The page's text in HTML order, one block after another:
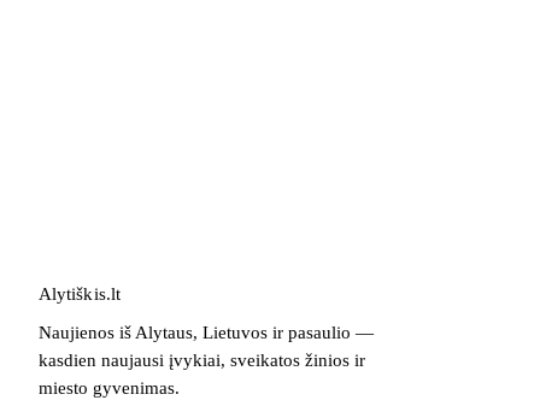
Alytiškis.lt
Naujienos iš Alytaus, Lietuvos ir pasaulio —
kasdien naujausi įvykiai, sveikatos žinios ir
miesto gyvenimas.